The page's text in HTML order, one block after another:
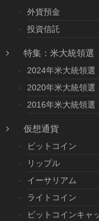
外貨預金
投資信託
特集：米大統領選
2024年米大統領選
2020年米大統領選
2016年米大統領選
仮想通貨
ビットコイン
リップル
イーサリアム
ライトコイン
ビットコインキャ